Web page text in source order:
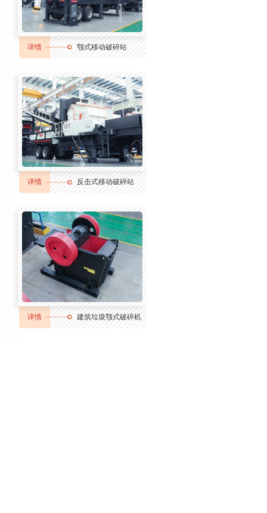
详情 颚式移动破碎站
详情 反击式移动破碎站
详情 建筑垃圾颚式破碎机